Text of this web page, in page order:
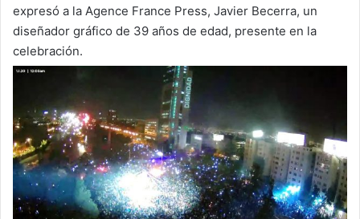
expresó a la Agence France Press, Javier Becerra, un
diseñador gráfico de 39 años de edad, presente en la
celebración.